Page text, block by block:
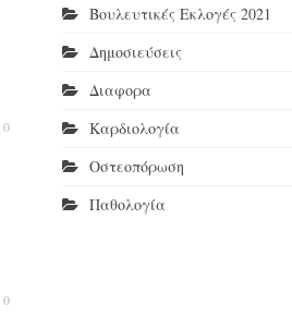
0
0
Βουλευτικές Εκλογές 2021
Δημοσιεύσεις
Διαφορα
Καρδιολογία
Οστεοπόρωση
Παθολογία